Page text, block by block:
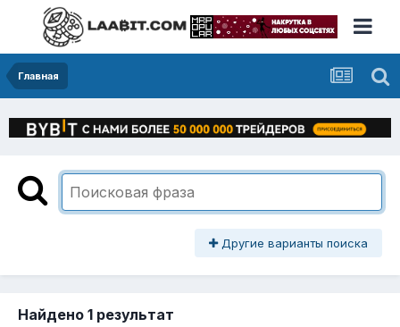
Главная
Другие варианты поиска
Найдено 1 результат